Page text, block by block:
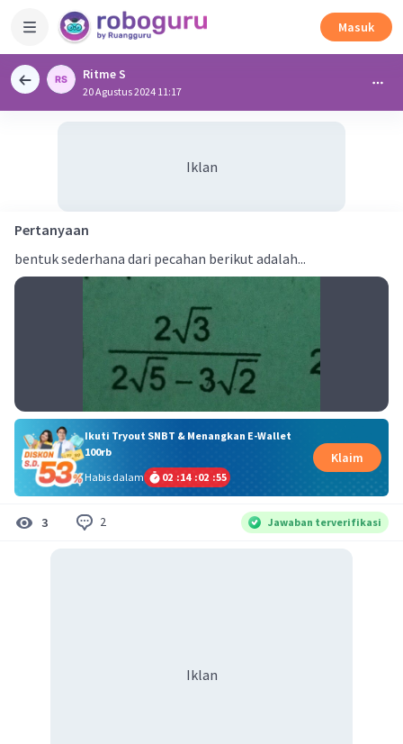
Masuk
Ritme S
20 Agustus 2024 11:17
Iklan
Pertanyaan
bentuk sederhana dari pecahan berikut adalah...
Ikuti Tryout SNBT & Menangkan E-Wallet
100rb
Habis dalam
02 :14 :02 :54
Klaim
3 2 Jawaban terverifikasi
Iklan